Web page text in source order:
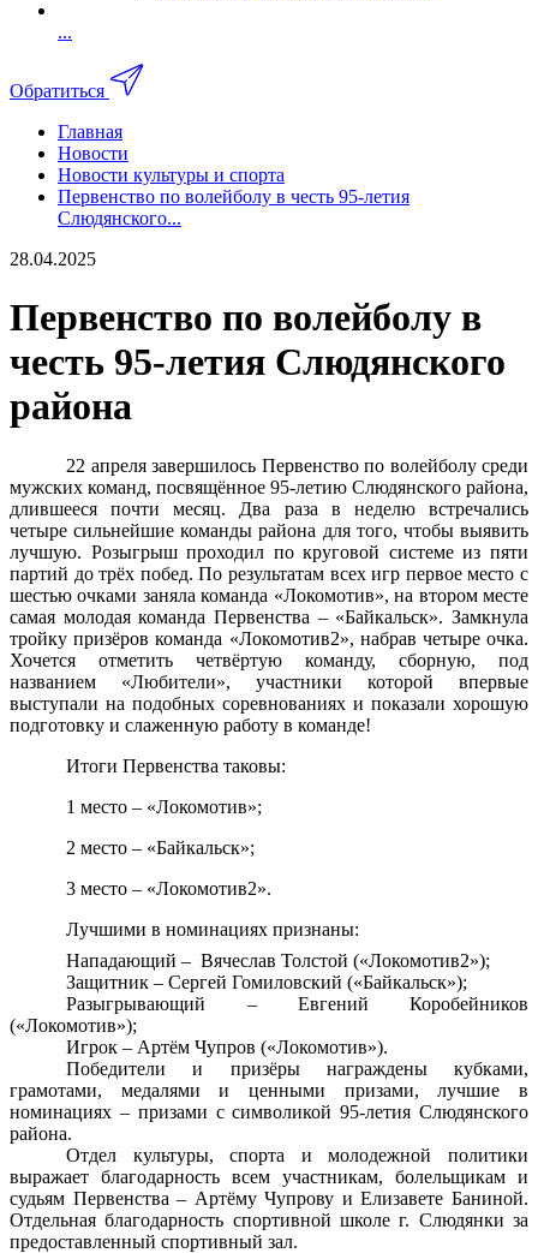
...
Обратиться
Главная
Новости
Новости культуры и спорта
Первенство по волейболу в честь 95-летия
Слюдянского...
28.04.2025
Первенство по волейболу в
честь 95-летия Слюдянского
района
22 апреля завершилось Первенство по волейболу среди
мужских команд, посвящённое 95-летию Слюдянского района,
длившееся почти месяц. Два раза в неделю встречались
четыре сильнейшие команды района для того, чтобы выявить
лучшую. Розыгрыш проходил по круговой системе из пяти
партий до трёх побед. По результатам всех игр первое место с
шестью очками заняла команда «Локомотив», на втором месте
самая молодая команда Первенства – «Байкальск». Замкнула
тройку призёров команда «Локомотив2», набрав четыре очка.
Хочется отметить четвёртую команду, сборную, под
названием «Любители», участники которой впервые
выступали на подобных соревнованиях и показали хорошую
подготовку и слаженную работу в команде!
Итоги Первенства таковы:
1 место – «Локомотив»;
2 место – «Байкальск»;
3 место – «Локомотив2».
Лучшими в номинациях признаны:
Нападающий – Вячеслав Толстой («Локомотив2»);
Защитник – Сергей Гомиловский («Байкальск»);
Разыгрывающий – Евгений Коробейников
(«Локомотив»);
Игрок – Артём Чупров («Локомотив»).
Победители и призёры награждены кубками,
грамотами, медалями и ценными призами, лучшие в
номинациях – призами с символикой 95-летия Слюдянского
района.
Отдел культуры, спорта и молодежной политики
выражает благодарность всем участникам, болельщикам и
судьям Первенства – Артёму Чупрову и Елизавете Баниной.
Отдельная благодарность спортивной школе г. Слюдянки за
предоставленный спортивный зал.